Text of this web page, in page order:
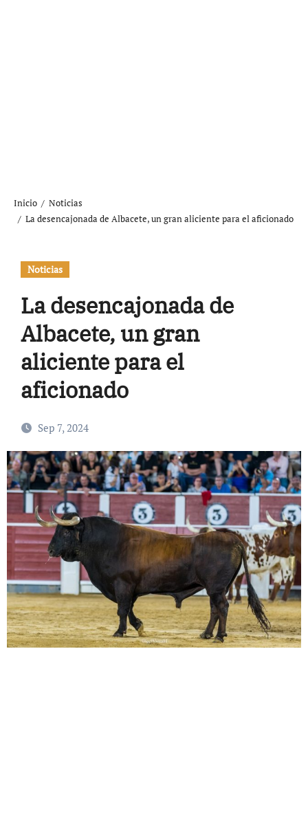
Inicio
Noticias
La desencajonada de Albacete, un gran aliciente para el aficionado
Noticias
La desencajonada de
Albacete, un gran
aliciente para el
aficionado
Sep 7, 2024